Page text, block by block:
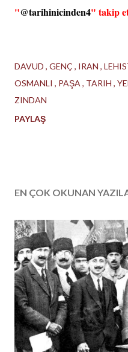
"@tarihinicinden4" takip
DAVUD GENÇ IRAN
OSMANLI
PAŞA TARIH
ZINDAN
PAYLAŞ
EN ÇOK OKUNAN